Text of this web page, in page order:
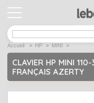
APPLE
ACER
ASUS
Accueil > HP > MINI >
CLAVIER HP MINI
FRANÇAIS AZERTY